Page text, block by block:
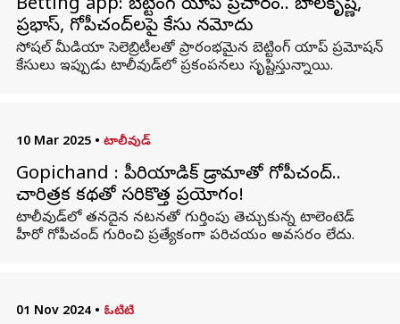
Betting app: బెట్టింగ్ యాప్ ప్రచారం.. బాలకృష్ణ,
ప్రభాస్, గోపీచంద్‌లపై కేసు నమోదు
సోషల్ మీడియా సెలెబ్రిటీలతో ప్రారంభమైన బెట్టింగ్ యాప్‌ ప్రమోషన్
కేసులు ఇప్పుడు టాలీవుడ్‌లో ప్రకంపనలు సృష్టిస్తున్నాయి.
10 Mar 2025 • టాలీవుడ్
Gopichand : పీరియాడిక్ డ్రామాతో గోపీచంద్..
చారిత్రక కథతో సరికొత్త ప్రయోగం!
టాలీవుడ్‌లో తనదైన నటనతో గుర్తింపు తెచ్చుకున్న టాలెంటెడ్
హీరో గోపీచంద్‌ గురించి ప్రత్యేకంగా పరిచయం అవసరం లేదు.
01 Nov 2024 • ఓటిటి